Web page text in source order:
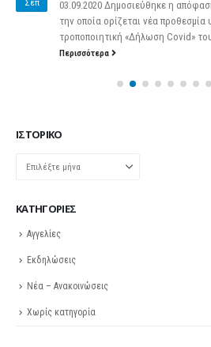
03.09.2020 Δημοσιεύθηκε η
την οποία ορίζεται νέα προθεσμία
τροποποιητική «Δήλωση Covid»
Περισσότερα
ΙΣΤΟΡΙΚΌ
KΑΤΗΓΟΡΊΕΣ
Αγγελίες
Εκδηλώσεις
Νέα – Ανακοινώσεις
Χωρίς κατηγορία